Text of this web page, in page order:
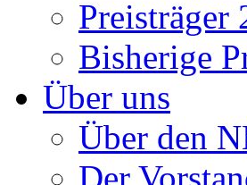
Preisträger
Bisherige
Über uns
Über den
Der